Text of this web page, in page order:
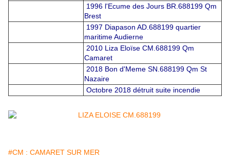
1996 l'Ecume des Jours BR.688199 Qm
Brest
1997 Diapason AD.688199 quartier
maritime Audierne
2010 Liza Eloïse CM.688199 Qm
Camaret
2018 Bon d'Meme SN.688199 Qm St
Nazaire
Octobre 2018 détruit suite incendie
#CM : CAMARET SUR MER